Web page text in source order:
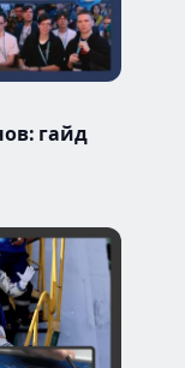
гайд